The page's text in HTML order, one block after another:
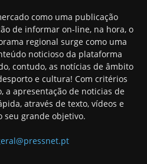
como uma publicação
de informar on-line, na hora, o
regional surge como uma
noticioso da plataforma
contudo, as notícias de âmbito
e cultura! Com critérios
a apresentação de noticias de
através de texto, vídeos e
seu grande objetivo.